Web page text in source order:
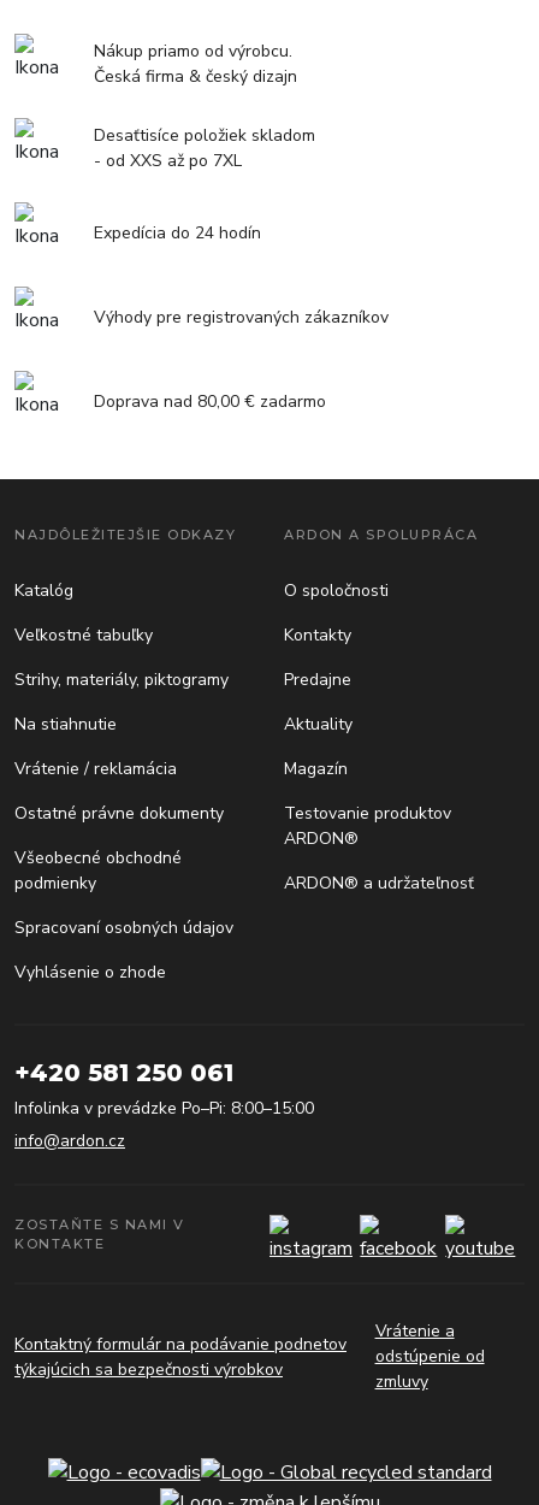
Nákup priamo od výrobcu.
Česká firma & český dizajn
Desaťtisíce položiek skladom
- od XXS až po 7XL
Expedícia do 24 hodín
Výhody pre registrovaných zákazníkov
Doprava nad 80,00 € zadarmo
NAJDÔLEŽITEJŠIE ODKAZY
Katalóg
Veľkostné tabuľky
Strihy, materiály, piktogramy
Na stiahnutie
Vrátenie / reklamácia
Ostatné právne dokumenty
Všeobecné obchodné
podmienky
Spracovaní osobných údajov
Vyhlásenie o zhode
ARDON A SPOLUPRÁCA
O spoločnosti
Kontakty
Predajne
Aktuality
Magazín
Testovanie produktov
ARDON®
ARDON® a udržateľnosť
+420 581 250 061
Infolinka v prevádzke Po–Pi: 8:00–15:00
info@ardon.cz
ZOSTAŇTE S NAMI V
KONTAKTE
Kontaktný formulár na podávanie podnetov
týkajúcich sa bezpečnosti výrobkov
Vrátenie a
odstúpenie od
zmluvy